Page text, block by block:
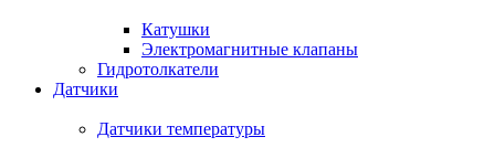
Катушки
Электромагнитные клапаны
Гидротолкатели
Датчики
Датчики температуры